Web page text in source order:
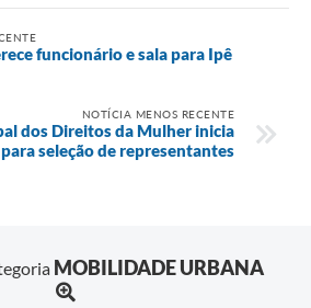
funcionário e sala para Ipê
NOTÍCIA MENOS RECENTE
dos Direitos da Mulher inicia
seleção de representantes
MOBILIDADE URBANA